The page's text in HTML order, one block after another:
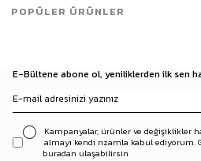
E-Bültene abone ol, yeniliklerden ilk sen
Kampanyalar, ürünler ve değişiklikler
almayı kendi rızamla kabul ediyorum.
buradan ulaşabilirsin
POPÜLER ÜRÜNLER